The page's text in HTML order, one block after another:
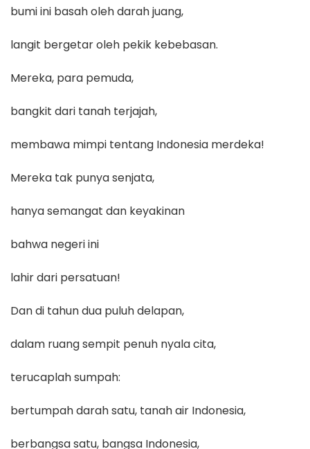
bumi ini basah oleh darah juang,
langit bergetar oleh pekik kebebasan.
Mereka, para pemuda,
bangkit dari tanah terjajah,
membawa mimpi tentang Indonesia merdeka!
Mereka tak punya senjata,
hanya semangat dan keyakinan
bahwa negeri ini
lahir dari persatuan!
Dan di tahun dua puluh delapan,
dalam ruang sempit penuh nyala cita,
terucaplah sumpah:
bertumpah darah satu, tanah air Indonesia,
berbangsa satu, bangsa Indonesia,